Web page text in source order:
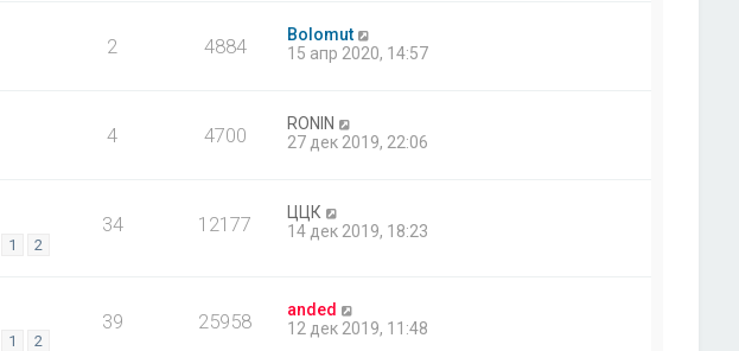
2 4884
Bolomut
15 апр 2020, 14:57
4 4700
RONIN
27 дек 2019, 22:06
1 2
34 12177
ЦЦК
14 дек 2019, 18:23
1 2
39 25958
anded
12 дек 2019, 11:48